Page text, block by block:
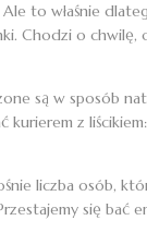
to właśnie
Chodzi o chwilę,
są w sposób
kurierem z
liczba osób,
się bać